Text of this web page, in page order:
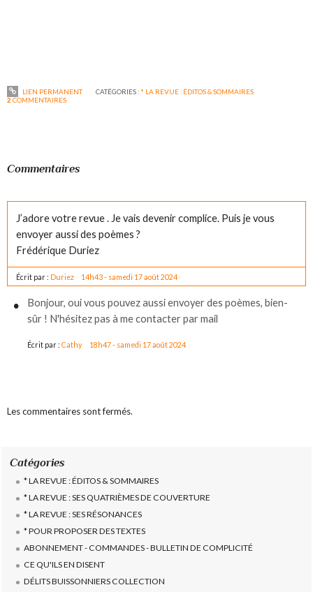
LIEN PERMANENT CATÉGORIES : * LA REVUE : ÉDITOS & SOMMAIRES
2COMMENTAIRES
Commentaires
J’adore votre revue . Je vais devenir complice. Puis je vous
envoyer aussi des poèmes ?
Frédérique Duriez
Écrit par : Duriez 14h43- samedi 17 août 2024
Bonjour, oui vous pouvez aussi envoyer des poèmes, bien-
sûr ! N'hésitez pas à me contacter par mail
Écrit par :Cathy 18h47- samedi 17 août 2024
Les commentaires sont fermés.
Catégories
* LA REVUE : ÉDITOS & SOMMAIRES
* LA REVUE : SES QUATRIÈMES DE COUVERTURE
* LA REVUE : SES RÉSONANCES
* POUR PROPOSER DES TEXTES
ABONNEMENT - COMMANDES - BULLETIN DE COMPLICITÉ
CE QU'ILS EN DISENT
DÉLITS BUISSONNIERS COLLECTION